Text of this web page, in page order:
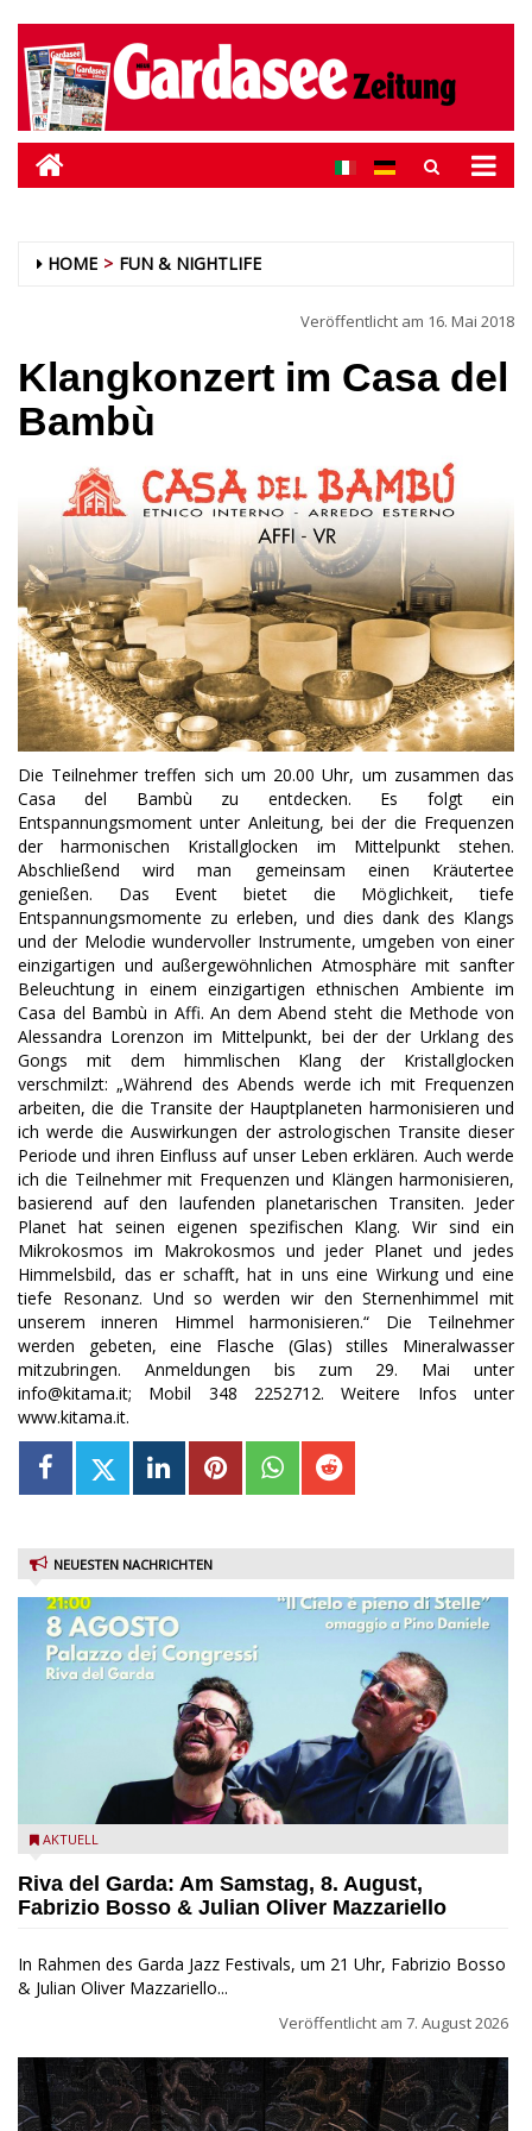
HOME FUN & NIGHTLIFE
Veröffentlicht am 16. Mai 2018
Klangkonzert im Casa del
Bambù
Die Teilnehmer treffen sich um 20.00 Uhr, um zusammen das
Casa del Bambù zu entdecken. Es folgt ein
Entspannungsmoment unter Anleitung, bei der die Frequenzen
der harmonischen Kristallglocken im Mittelpunkt stehen.
Abschließend wird man gemeinsam einen Kräutertee
genießen. Das Event bietet die Möglichkeit, tiefe
Entspannungsmomente zu erleben, und dies dank des Klangs
und der Melodie wundervoller Instrumente, umgeben von einer
einzigartigen und außergewöhnlichen Atmosphäre mit sanfter
Beleuchtung in einem einzigartigen ethnischen Ambiente im
Casa del Bambù in Affi. An dem Abend steht die Methode von
Alessandra Lorenzon im Mittelpunkt, bei der der Urklang des
Gongs mit dem himmlischen Klang der Kristallglocken
verschmilzt: „Während des Abends werde ich mit Frequenzen
arbeiten, die die Transite der Hauptplaneten harmonisieren und
ich werde die Auswirkungen der astrologischen Transite dieser
Periode und ihren Einfluss auf unser Leben erklären. Auch werde
ich die Teilnehmer mit Frequenzen und Klängen harmonisieren,
basierend auf den laufenden planetarischen Transiten. Jeder
Planet hat seinen eigenen spezifischen Klang. Wir sind ein
Mikrokosmos im Makrokosmos und jeder Planet und jedes
Himmelsbild, das er schafft, hat in uns eine Wirkung und eine
tiefe Resonanz. Und so werden wir den Sternenhimmel mit
unserem inneren Himmel harmonisieren.“ Die Teilnehmer
werden gebeten, eine Flasche (Glas) stilles Mineralwasser
mitzubringen. Anmeldungen bis zum 29. Mai unter
info@kitama.it; Mobil 348 2252712. Weitere Infos unter
www.kitama.it.
NEUESTEN NACHRICHTEN
Fabrizio Bosso & Julian Oliver Mazzariello zu Gast beim Garda
AKTUELL
Riva del Garda: Am Samstag, 8. August,
Fabrizio Bosso & Julian Oliver Mazzariello
In Rahmen des Garda Jazz Festivals, um 21 Uhr, Fabrizio Bosso
& Julian Oliver Mazzariello...
Veröffentlicht am 7. August 2026